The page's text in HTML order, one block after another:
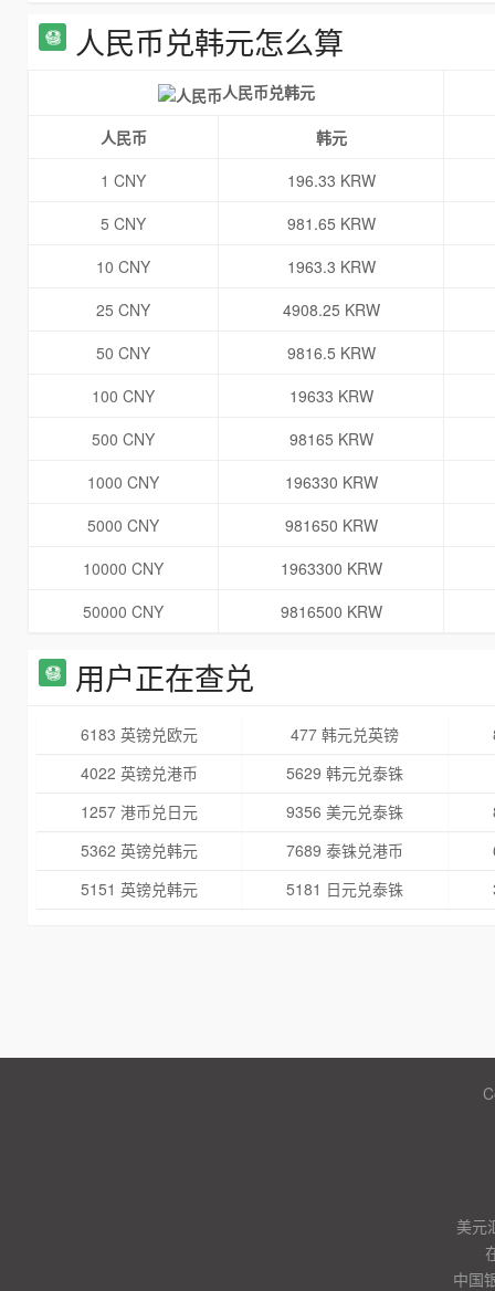
人民币兑韩元怎么算
人民币兑韩元
人民币
韩元
1 CNY
196.33 KRW
5 CNY
981.65 KRW
10 CNY
1963.3 KRW
25 CNY
4908.25 KRW
50 CNY
9816.5 KRW
100 CNY
19633 KRW
500 CNY
98165 KRW
1000 CNY
196330 KRW
5000 CNY
981650 KRW
10000 CNY
1963300 KRW
50000 CNY
9816500 KRW
用户正在查兑
6183 英镑兑欧元 477 韩元兑英镑
4022 英镑兑港币
5629 韩元兑泰铢
1257 港币兑日元
9356 美元兑泰铢
5362 英镑兑韩元
7689 泰铢兑港币
5151 英镑兑韩元
5181 日元兑泰铢
美元
中国